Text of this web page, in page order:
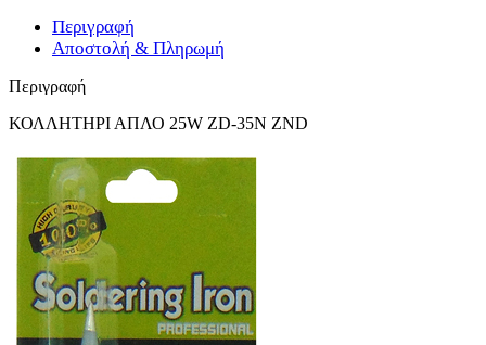
Περιγραφή
Αποστολή & Πληρωμή
Περιγραφή
ΚΟΛΛΗΤΗΡΙ ΑΠΛΟ 25W ZD-35N ZND